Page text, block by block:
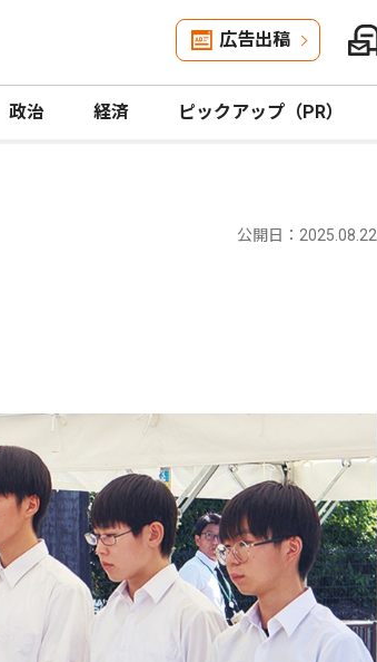
広告出稿
政治 経済 ピックアップ（PR）
公開日：2025.08.22